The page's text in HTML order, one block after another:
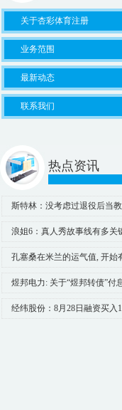
关于杏彩体育注册
业务范围
最新动态
联系我们
热点资讯
斯特林：没考虑过退役后当
浪姐6：真人秀故事线有多关
琳娜给你答案_蒋一侨_吴宣_假发
孔塞桑在米兰的运气值, 开始
煜邦电力: 关于“煜邦转债”付
经纬股份：8月28日融资买入